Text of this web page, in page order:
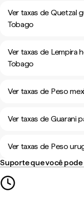
Ver taxas de Quetzal
Tobago
Ver taxas de Lempira
Tobago
Ver taxas de Peso
Ver taxas de Guarani
Ver taxas de Peso
Suporte que você